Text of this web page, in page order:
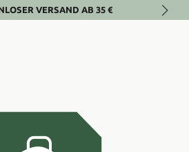
VERSAND AB 35 €